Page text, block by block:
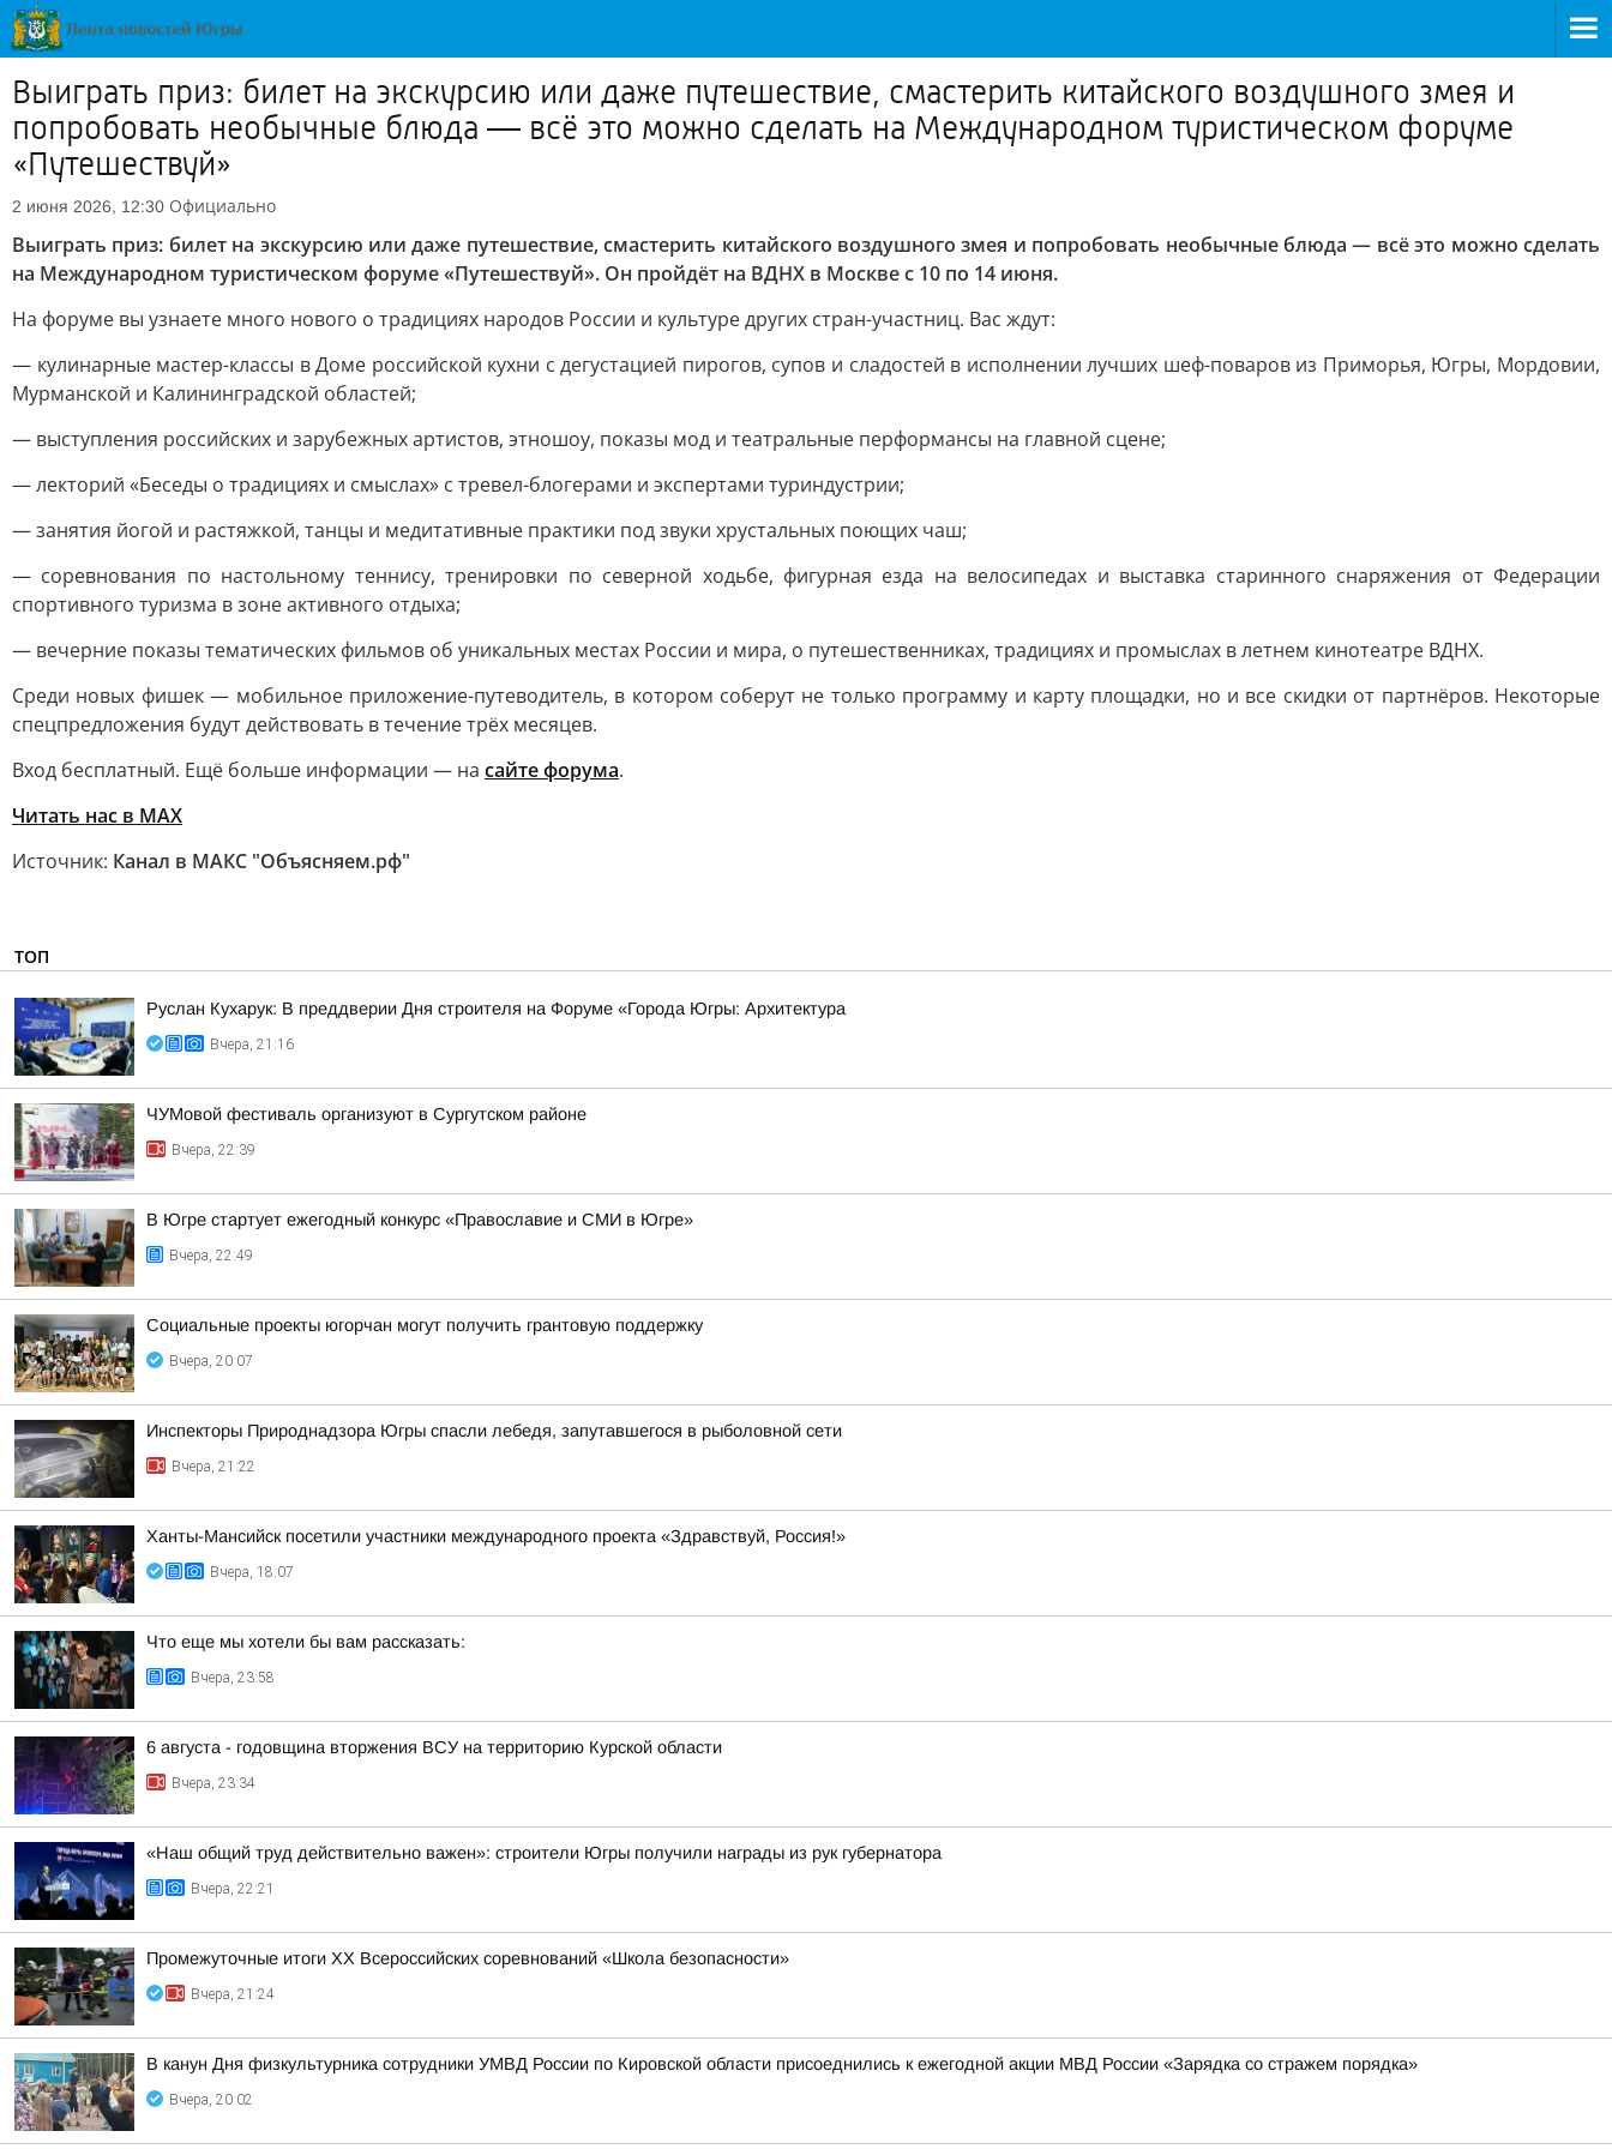
Выиграть приз: билет на экскурсию или даже путешествие, смастерить китайского воздушного змея и
попробовать необычные блюда — всё это можно сделать на Международном туристическом форуме
«Путешествуй»
2 июня 2026, 12:30 Официально
Выиграть приз: билет на экскурсию или даже путешествие, смастерить китайского воздушного змея и попробовать необычные блюда — всё это можно сделать
на Международном туристическом форуме «Путешествуй». Он пройдёт на ВДНХ в Москве с 10 по 14 июня.
На форуме вы узнаете много нового о традициях народов России и культуре других стран-участниц. Вас ждут:
— кулинарные мастер-классы в Доме российской кухни с дегустацией пирогов, супов и сладостей в исполнении лучших шеф-поваров из Приморья, Югры, Мордовии,
Мурманской и Калининградской областей;
— выступления российских и зарубежных артистов, этношоу, показы мод и театральные перформансы на главной сцене;
— лекторий «Беседы о традициях и смыслах» с тревел-блогерами и экспертами туриндустрии;
— занятия йогой и растяжкой, танцы и медитативные практики под звуки хрустальных поющих чаш;
— соревнования по настольному теннису, тренировки по северной ходьбе, фигурная езда на велосипедах и выставка старинного снаряжения от Федерации
спортивного туризма в зоне активного отдыха;
— вечерние показы тематических фильмов об уникальных местах России и мира, о путешественниках, традициях и промыслах в летнем кинотеатре ВДНХ.
Среди новых фишек — мобильное приложение-путеводитель, в котором соберут не только программу и карту площадки, но и все скидки от партнёров. Некоторые
спецпредложения будут действовать в течение трёх месяцев.
Вход бесплатный. Ещё больше информации — на сайте форума.
Читать нас в MAX
Источник: Канал в МАКС "Объясняем.рф"
ТОП
Руслан Кухарук: В преддверии Дня строителя на Форуме «Города Югры: Архитектура
Вчера, 21:16
ЧУМовой фестиваль организуют в Сургутском районе
Вчера, 22:39
В Югре стартует ежегодный конкурс «Православие и СМИ в Югре»
Вчера, 22:49
Социальные проекты югорчан могут получить грантовую поддержку
Вчера, 20:07
Инспекторы Природнадзора Югры спасли лебедя, запутавшегося в рыболовной сети
Вчера, 21:22
Ханты-Мансийск посетили участники международного проекта «Здравствуй, Россия!»
Вчера, 18:07
Что еще мы хотели бы вам рассказать:
Вчера, 23:58
6 августа - годовщина вторжения ВСУ на территорию Курской области
Вчера, 23:34
«Наш общий труд действительно важен»: строители Югры получили награды из рук губернатора
Вчера, 22:21
Промежуточные итоги XX Всероссийских соревнований «Школа безопасности»
Вчера, 21:24
В канун Дня физкультурника сотрудники УМВД России по Кировской области присоеднились к ежегодной акции МВД России «Зарядка со стражем порядка»
Вчера, 20:02